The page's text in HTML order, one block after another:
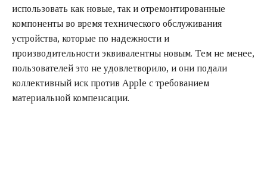
использовать как новые, так и отремонтированные
компоненты во время технического обслуживания
устройства, которые по надежности и
производительности эквивалентны новым. Тем не менее,
пользователей это не удовлетворило, и они подали
коллективный иск против Apple с требованием
материальной компенсации.